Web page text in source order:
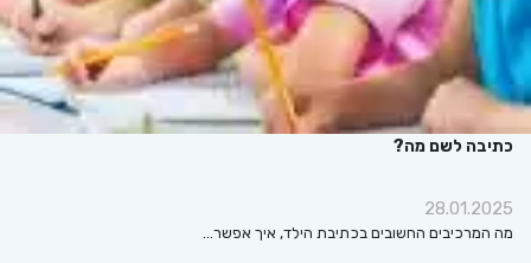
כתיבה לשם מה?
28.01.2025
מה המרכיבים החשובים בכתיבת הילד, איך אפשר…